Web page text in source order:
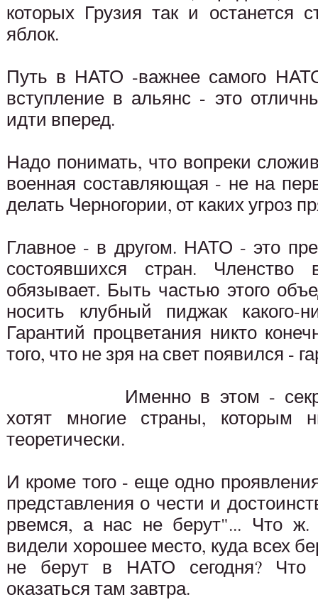
которых Грузия так и останется
яблок.
Путь в НАТО -важнее самого
вступление в альянс - это
идти вперед.
Надо понимать, что вопреки
военная составляющая - не на
делать Черногории, от каких угроз
Главное - в другом. НАТО - это
состоявшихся стран.
обязывает. Быть частью этого
носить клубный пиджак какого-
Гарантий процветания никто
того, что не зря на свет появился -
Именно в этом -
хотят многие страны, которым
теоретически.
И кроме того - еще одно
представления о чести и
рвемся, а нас не берут"... Что ж.
видели хорошее место, куда всех
не берут в НАТО сегодня? Что
оказаться там завтра.